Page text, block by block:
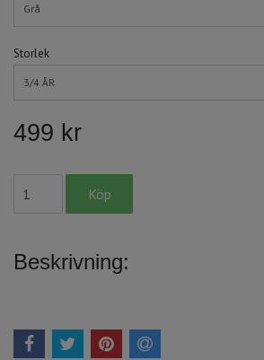
Grå
Storlek
3/4 ÅR
499 kr
Beskrivning: